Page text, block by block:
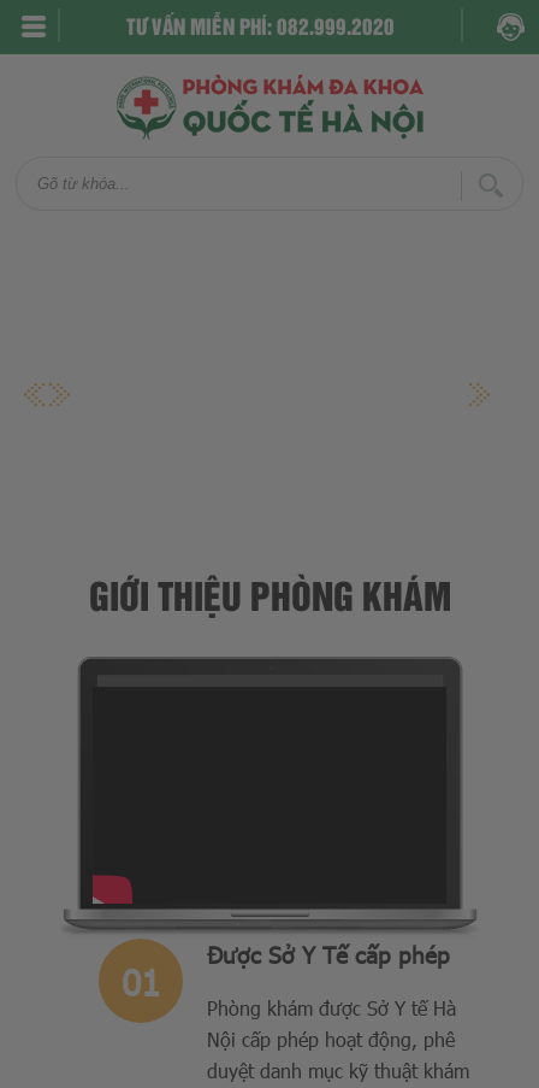
TƯ VẤN MIỄN PHÍ: 082.999.2020
GIỚI THIỆU PHÒNG KHÁM
Được Sở Y Tế cấp phép
Phòng khám được Sở Y tế Hà
Nội cấp phép hoạt động, phê
duyệt danh mục kỹ thuật khám